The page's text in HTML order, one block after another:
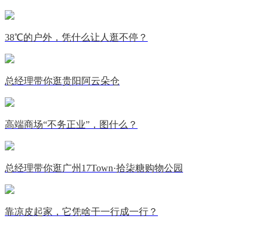
38℃的户外，凭什么让人逛不停？
总经理带你逛贵阳阿云朵仓
高端商场“不务正业”，图什么？
总经理带你逛广州17Town·拾柒糖购物公园
靠凉皮起家，它凭啥干一行成一行？